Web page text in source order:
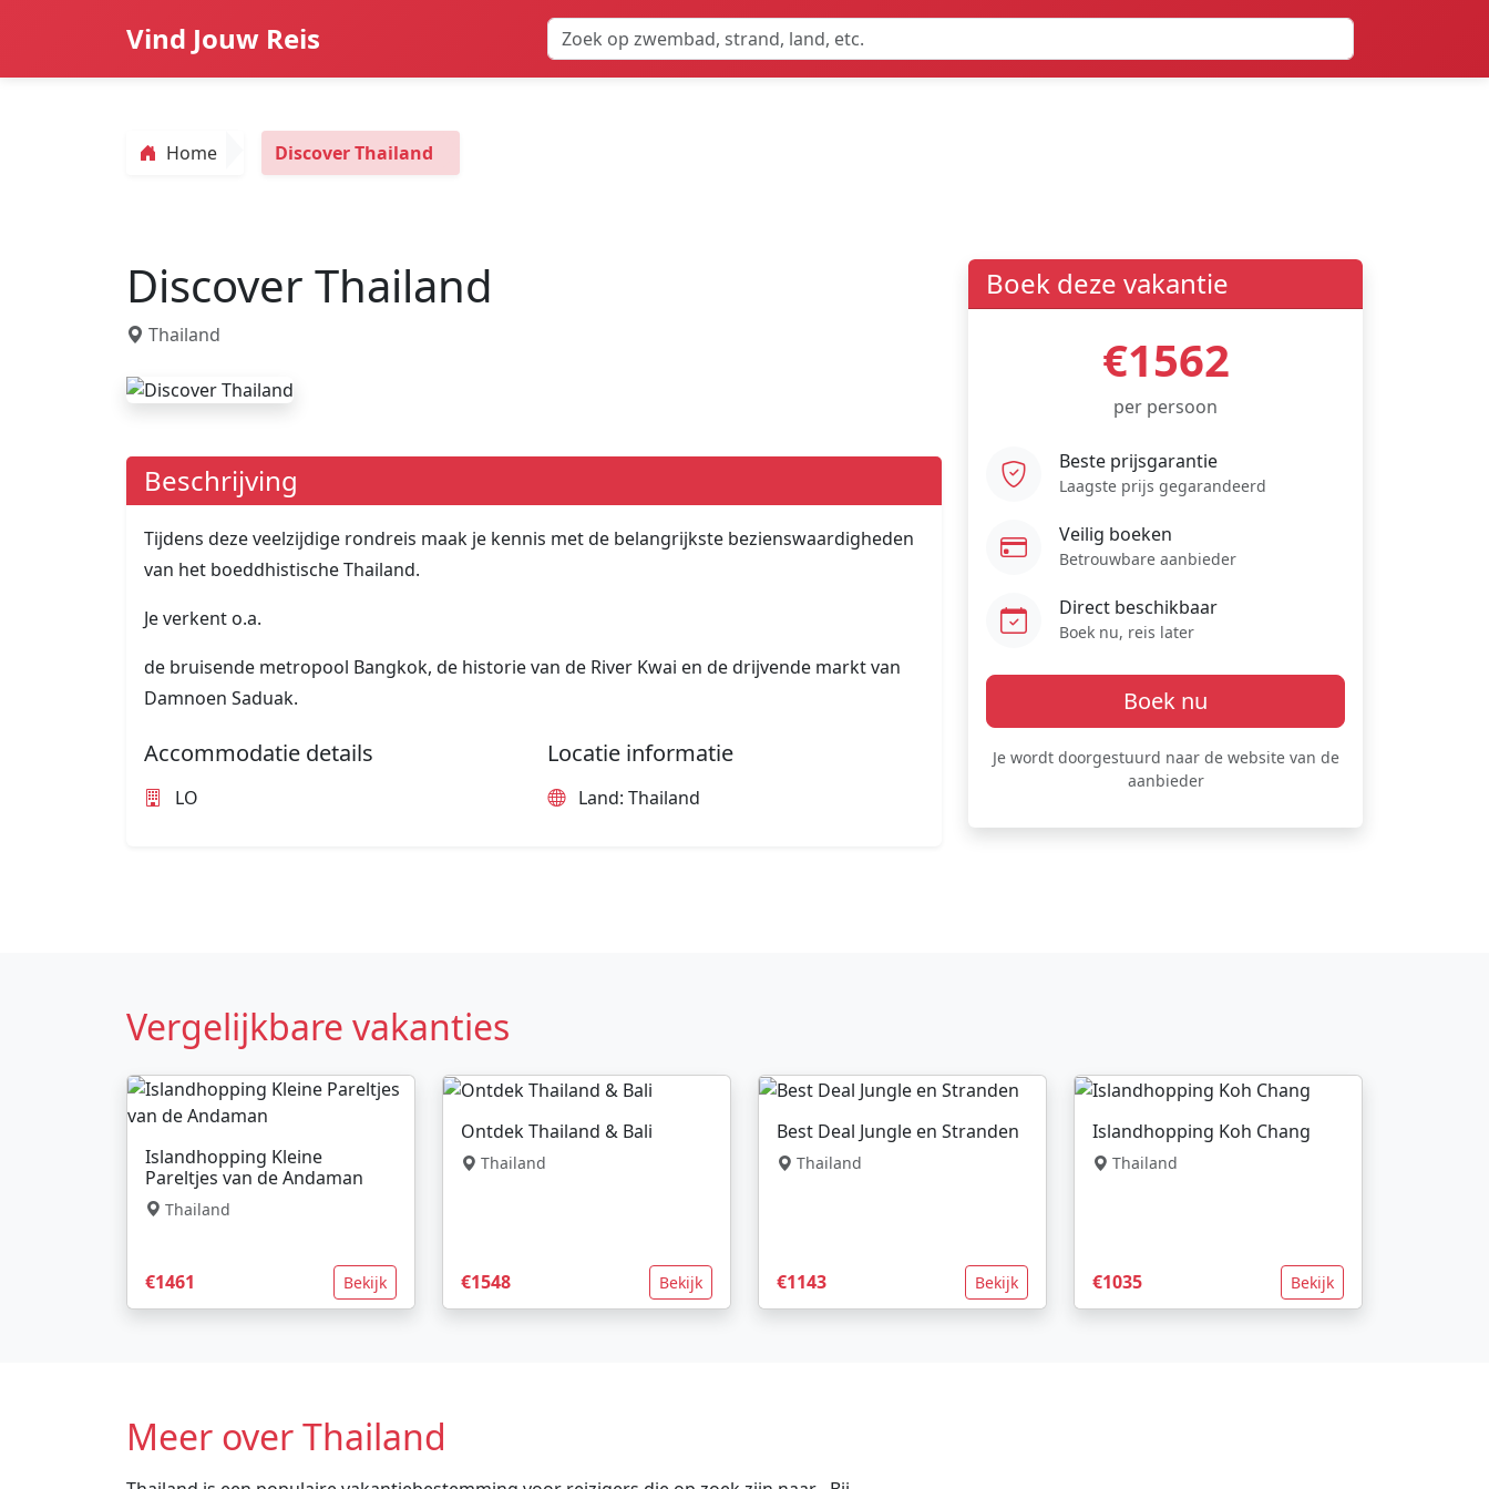
Vind Jouw Reis
Home Discover Thailand
Discover Thailand
Thailand
Beschrijving
Tijdens deze veelzijdige rondreis maak je kennis met de belangrijkste bezienswaardigheden
van het boeddhistische Thailand.
Je verkent o.a.
de bruisende metropool Bangkok, de historie van de River Kwai en de drijvende markt van
Damnoen Saduak.
Accommodatie details
LO
Locatie informatie
Land: Thailand
Boek deze vakantie
€1562
per persoon
Beste prijsgarantie
Laagste prijs gegarandeerd
Veilig boeken
Betrouwbare aanbieder
Direct beschikbaar
Boek nu, reis later
Boek nu
Je wordt doorgestuurd naar de website van de
aanbieder
Vergelijkbare vakanties
Islandhopping Kleine
Pareltjes van de Andaman
Thailand
€1461 Bekijk
Ontdek Thailand & Bali
Thailand
€1548 Bekijk
Best Deal Jungle en Stranden
Thailand
€1143 Bekijk
Islandhopping Koh Chang
Thailand
€1035 Bekijk
Meer over Thailand